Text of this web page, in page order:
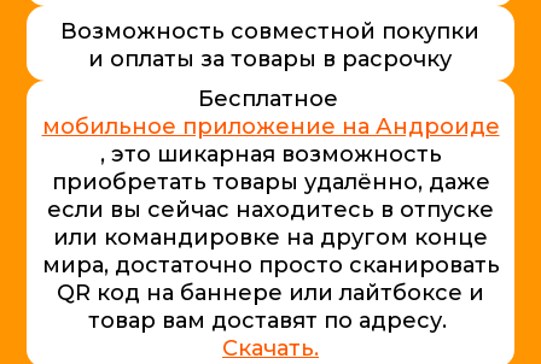
Возможность совместной покупки
и оплаты за товары в расрочку
Бесплатное
мобильное приложение на Андроиде
, это шикарная возможность
приобретать товары удалённо, даже
если вы сейчас находитесь в отпуске
или командировке на другом конце
мира, достаточно просто сканировать
QR код на баннере или лайтбоксе и
товар вам доставят по адресу.
Скачать.